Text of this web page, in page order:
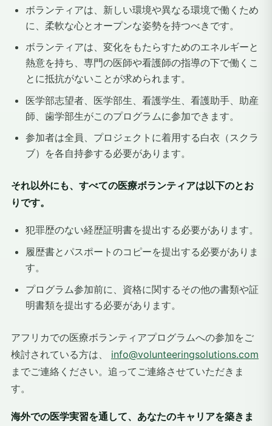
ボランティアは、新しい環境や異なる環境で働くため
に、柔軟な心とオープンな姿勢を持つべきです。
ボランティアは、変化をもたらすためのエネルギーと
熱意を持ち、専門の医師や看護師の指導の下で働くこ
とに抵抗がないことが求められます。
医学部志望者、医学部生、看護学生、看護助手、助産
師、歯学部生がこのプログラムに参加できます。
参加者は全員、プロジェクトに着用する白衣（スクラ
ブ）を各自持参する必要があります。
それ以外にも、すべての医療ボランティアは以下のとお
りです。
犯罪歴のない経歴証明書を提出する必要があります。
履歴書とパスポートのコピーを提出する必要がありま
す。
プログラム参加前に、資格に関するその他の書類や証
明書類を提​​出する必要があります。
アフリカでの医療ボランティアプログラムへの参加をご
検討されている方は、
info@volunteeringsolutions.com
までご連絡ください。追ってご連絡させていただきま
す。
海外での医学実習を通して、あなたのキャリアを築きま